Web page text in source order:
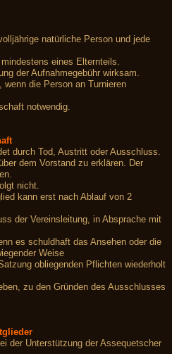
natürliche Person und jede
eines Elternteils.
der Aufnahmegebühr wirksam.
die Person an Turnieren
notwendig.
durch Tod, Austritt oder Ausschluss.
dem Vorstand zu erklären. Der
nicht.
kann erst nach Ablauf von 2
der Vereinsleitung, in Absprache mit
es schuldhaft das Ansehen oder die
Weise
obliegenden Pflichten wiederholt
zu den Gründen des Ausschlusses
der Unterstützung der Assequetscher